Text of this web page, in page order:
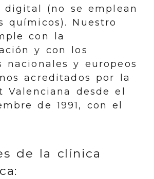
digital (no se emplean
químicos). Nuestro
con la
y con los
nacionales y europeos
acreditados por la
Valenciana desde el
de 1991, con el
de la clínica